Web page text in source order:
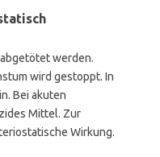
werden.
wird gestoppt. In
Bei akuten
Mittel. Zur
Wirkung.